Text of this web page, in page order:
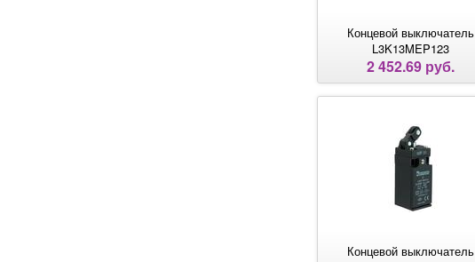
Концевой выключатель
L3K13MEP123
2 452.69 руб.
Концевой выключатель